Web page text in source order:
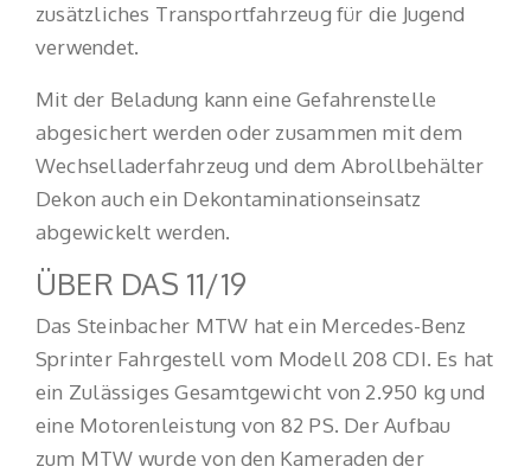
zusätzliches Transportfahrzeug für die Jugend
verwendet.
Mit der Beladung kann eine Gefahrenstelle
abgesichert werden oder zusammen mit dem
Wechselladerfahrzeug und dem Abrollbehälter
Dekon auch ein Dekontaminationseinsatz
abgewickelt werden.
ÜBER DAS 11/19
Das Steinbacher MTW hat ein Mercedes-Benz
Sprinter Fahrgestell vom Modell 208 CDI. Es hat
ein Zulässiges Gesamtgewicht von 2.950 kg und
eine Motorenleistung von 82 PS. Der Aufbau
zum MTW wurde von den Kameraden der